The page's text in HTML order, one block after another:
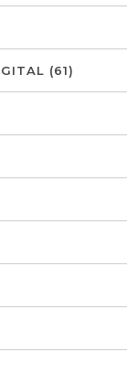
(61)